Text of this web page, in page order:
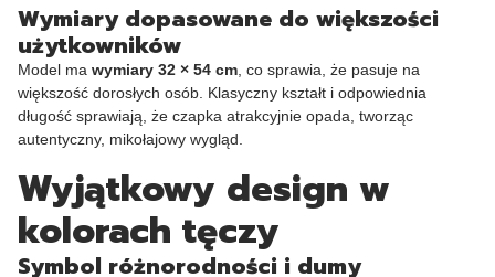
Wymiary dopasowane do większości
użytkowników
Model ma wymiary 32 × 54 cm , co sprawia, że pasuje na
większość dorosłych osób. Klasyczny kształt i odpowiednia
długość sprawiają, że czapka atrakcyjnie opada, tworząc
autentyczny, mikołajowy wygląd.
Wyjątkowy design w
kolorach tęczy
Symbol różnorodności i dumy